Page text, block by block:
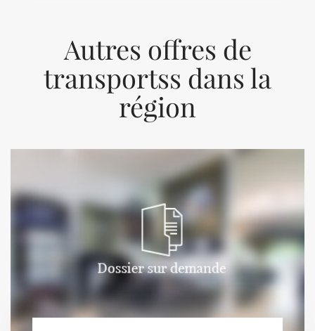
Autres offres de
transportss dans la
région